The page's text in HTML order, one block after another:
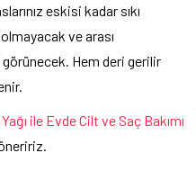
eskisi kadar sıkı
ve arası
görünecek. Hem deri gerilir
ile Evde Cilt ve Saç Bakımı